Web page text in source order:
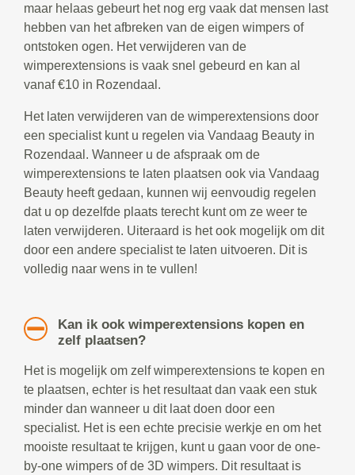
maar helaas gebeurt het nog erg vaak dat mensen last
hebben van het afbreken van de eigen wimpers of
ontstoken ogen. Het verwijderen van de
wimperextensions is vaak snel gebeurd en kan al
vanaf €10 in Rozendaal.
Het laten verwijderen van de wimperextensions door
een specialist kunt u regelen via Vandaag Beauty in
Rozendaal. Wanneer u de afspraak om de
wimperextensions te laten plaatsen ook via Vandaag
Beauty heeft gedaan, kunnen wij eenvoudig regelen
dat u op dezelfde plaats terecht kunt om ze weer te
laten verwijderen. Uiteraard is het ook mogelijk om dit
door een andere specialist te laten uitvoeren. Dit is
volledig naar wens in te vullen!
Kan ik ook wimperextensions kopen en
zelf plaatsen?
Het is mogelijk om zelf wimperextensions te kopen en
te plaatsen, echter is het resultaat dan vaak een stuk
minder dan wanneer u dit laat doen door een
specialist. Het is een echte precisie werkje en om het
mooiste resultaat te krijgen, kunt u gaan voor de one-
by-one wimpers of de 3D wimpers. Dit resultaat is